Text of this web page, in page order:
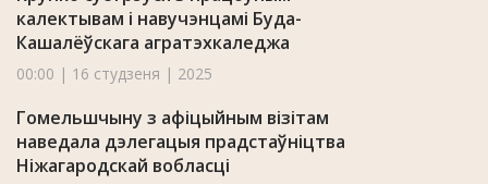
калектывам і навучэнцамі Буда-
Кашалёўскага агратэхкаледжа
00:00 | 16 студзеня | 2025
Гомельшчыну з афіцыйным візітам
наведала дэлегацыя прадстаўніцтва
Ніжагародскай вобласці